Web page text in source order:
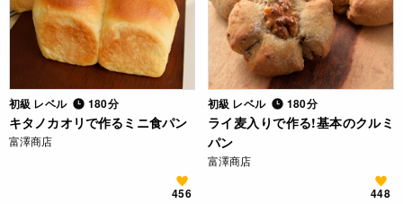
初級 レベル 180分
キタノカオリで作るミニ食パン
富澤商店
456
初級 レベル 180分
ライ麦入りで作る!基本のクルミ
パン
富澤商店
448